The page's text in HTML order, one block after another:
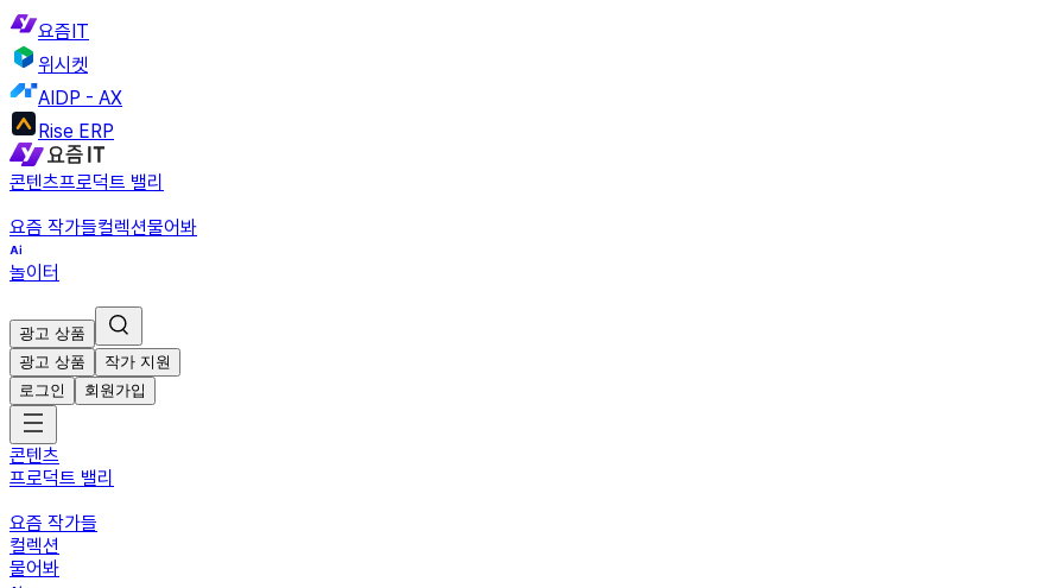
요즘IT
위시켓
AIDP - AX
Rise ERP
콘텐츠프로덕트 밸리
요즘 작가들컬렉션물어봐
놀이터
광고 상품
광고 상품
작가 지원
로그인
회원가입
콘텐츠
프로덕트 밸리
요즘 작가들
컬렉션
물어봐